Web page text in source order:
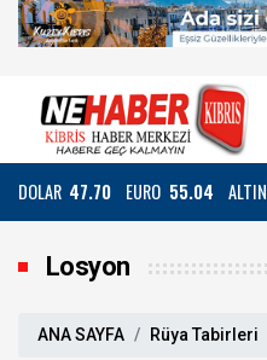
DOLAR 47.70 EURO 55.04 ALTIN
Losyon
ANA SAYFA Rüya Tabirleri